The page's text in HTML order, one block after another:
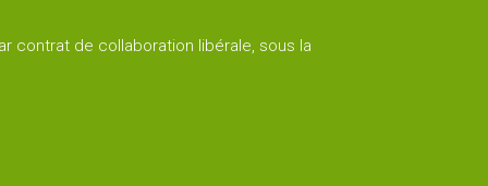
contrat de collaboration libérale, sous la